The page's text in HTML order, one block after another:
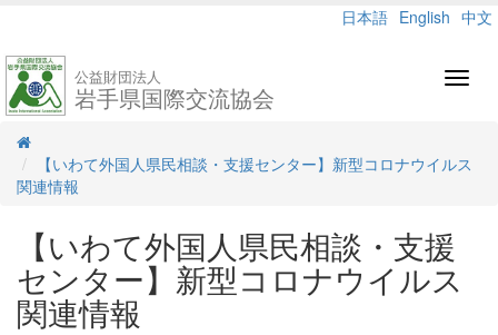
日本語 English 中文
公益財団法人
岩手県国際交流協会
【いわて外国人県民相談・支援センター】新型コロナウイルス
関連情報
【いわて外国人県民相談・支援
センター】新型コロナウイルス
関連情報